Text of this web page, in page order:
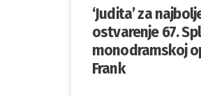
‘Judita’ za
ostvarenje 67.
monodramskoj
Frank